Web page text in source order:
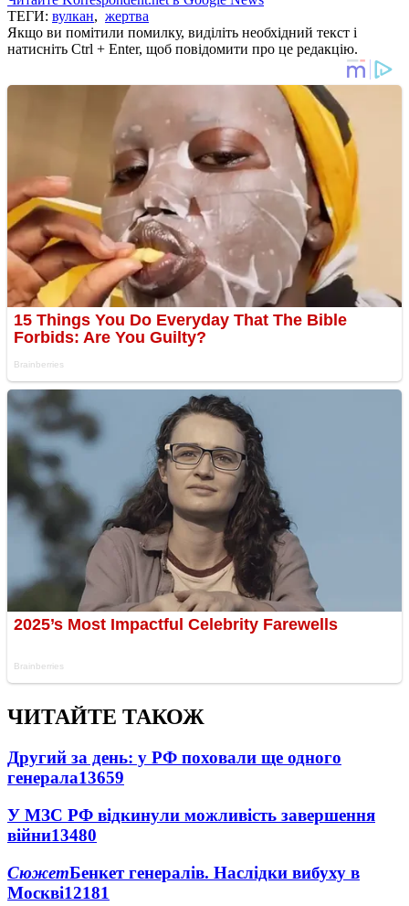
ТЕГИ: вулкан, жертва
Якщо ви помітили помилку, виділіть необхідний текст і
натисніть Ctrl + Enter, щоб повідомити про це редакцію.
ЧИТАЙТЕ ТАКОЖ
Другий за день: у РФ поховали ще одного
генерала13659
У МЗС РФ відкинули можливість завершення
війни13480
СюжетБенкет генералів. Наслідки вибуху в
Москві12181